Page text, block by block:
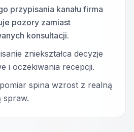
przypisania kanału firma
pozory zamiast
konsultacji.
zniekształca decyzje
i oczekiwania recepcji.
spina wzrost z realną
spraw.